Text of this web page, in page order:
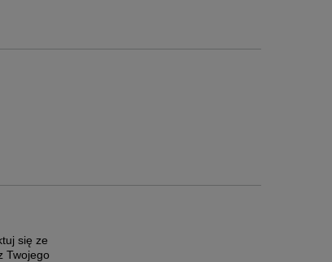
się ze
Twojego